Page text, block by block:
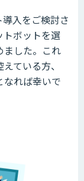
入をご検討さ
トボットを選
ました。これ
ている方、
なれば幸いで